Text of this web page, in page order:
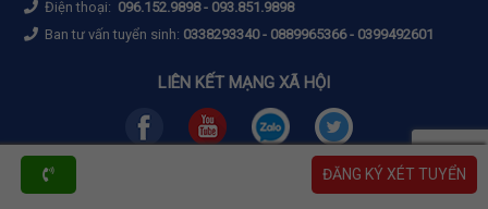
ĐĂNG KÝ XÉT TUYỂN
Điện thoại: 096.152.9898- 093.851.9898
Ban tư vấn tuyển sinh: 0338293340 - 0889965366 - 0399492601
LIÊN KẾT MẠNG XÃ HỘI